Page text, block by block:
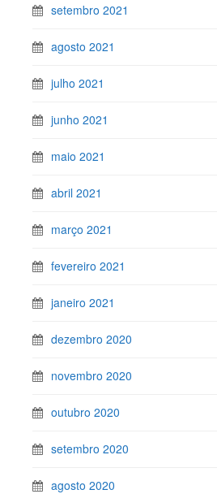
setembro 2021
agosto 2021
julho 2021
junho 2021
maio 2021
abril 2021
março 2021
fevereiro 2021
janeiro 2021
dezembro 2020
novembro 2020
outubro 2020
setembro 2020
agosto 2020